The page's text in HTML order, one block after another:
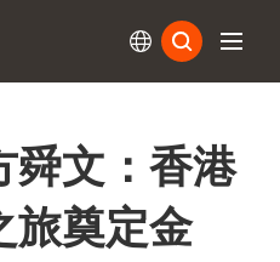
舜文：香港
旅奠定金